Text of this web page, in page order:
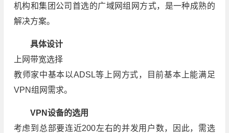
机构和集团公司首选的广域网组网方式，是一种成熟的
解决方案。
具体设计
上网带宽选择
教师家中基本以ADSL等上网方式，目前基本上能满足
VPN组网需求。
VPN设备的选用
考虑到总部要连近200左右的并发用户数，因此，需选